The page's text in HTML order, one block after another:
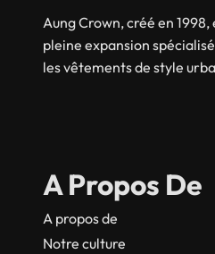
Aung Crown, créé en
pleine expansion
les vêtements de style
A Propos De
A propos de
Notre culture